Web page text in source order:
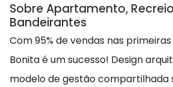
Sobre Apartamento,
Bandeirantes
Com 95% de vendas nas
Bonita é um sucesso! Design
modelo de gestão compartilhada